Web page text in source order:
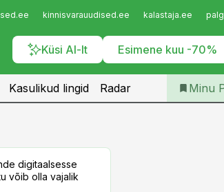
kinnisvarauudised.ee kalastaja.ee
Küsi AI-lt Esimene kuu -70%
Telli
Kasulikud lingid Radar Minu
digitaalsesse
võib olla vajalik